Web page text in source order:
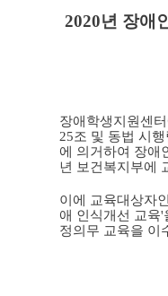
2020년 장애
장애학생지원센
25조 및 동법 시
에 의거하여 장애
년 보건복지부에
이에 교육대상자
애 인식개선 교육'
정의무 교육을 이